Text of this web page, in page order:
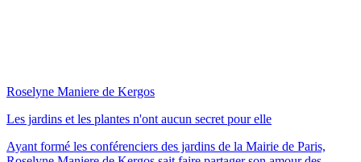
Roselyne Maniere de Kergos
Les jardins et les plantes n'ont aucun secret pour elle
Ayant formé les conférenciers des jardins de la Mairie de Paris,